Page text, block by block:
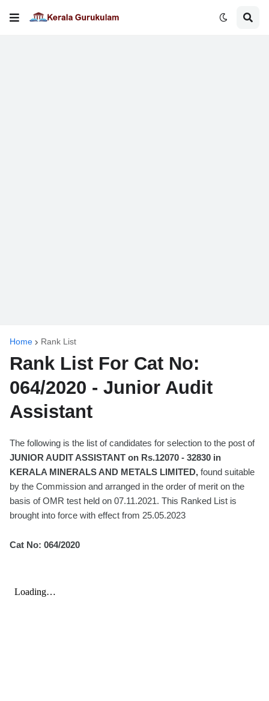
Home Rank List
Rank List For Cat No:
064/2020 - Junior Audit
Assistant
The following is the list of candidates for selection to the post of
JUNIOR AUDIT ASSISTANT on Rs.12070 - 32830 in
KERALA MINERALS AND METALS LIMITED, found suitable
by the Commission and arranged in the order of merit on the
basis of OMR test held on 07.11.2021. This Ranked List is
brought into force with effect from 25.05.2023
Cat No: 064/2020